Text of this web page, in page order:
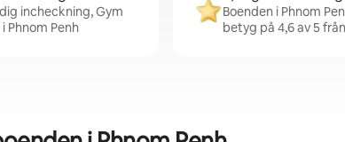
incheckning, Gym
Phnom Penh
Boenden i Phnom
betyg på 4,6 av 5